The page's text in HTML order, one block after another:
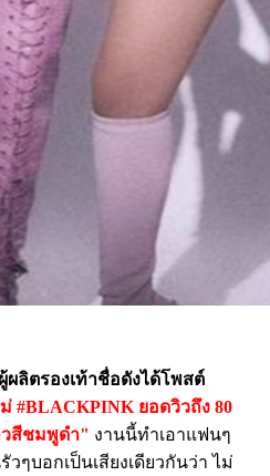
ผลิตรองเท้าชื่อดังได้โพสต์
#BLACKPINK ยอดวิวถึง 80
วสีชมพูดำ" งานนี้ทำเอาแฟนๆ
ๆบอกเป็นเสียงเดียวกันว่า ไม่